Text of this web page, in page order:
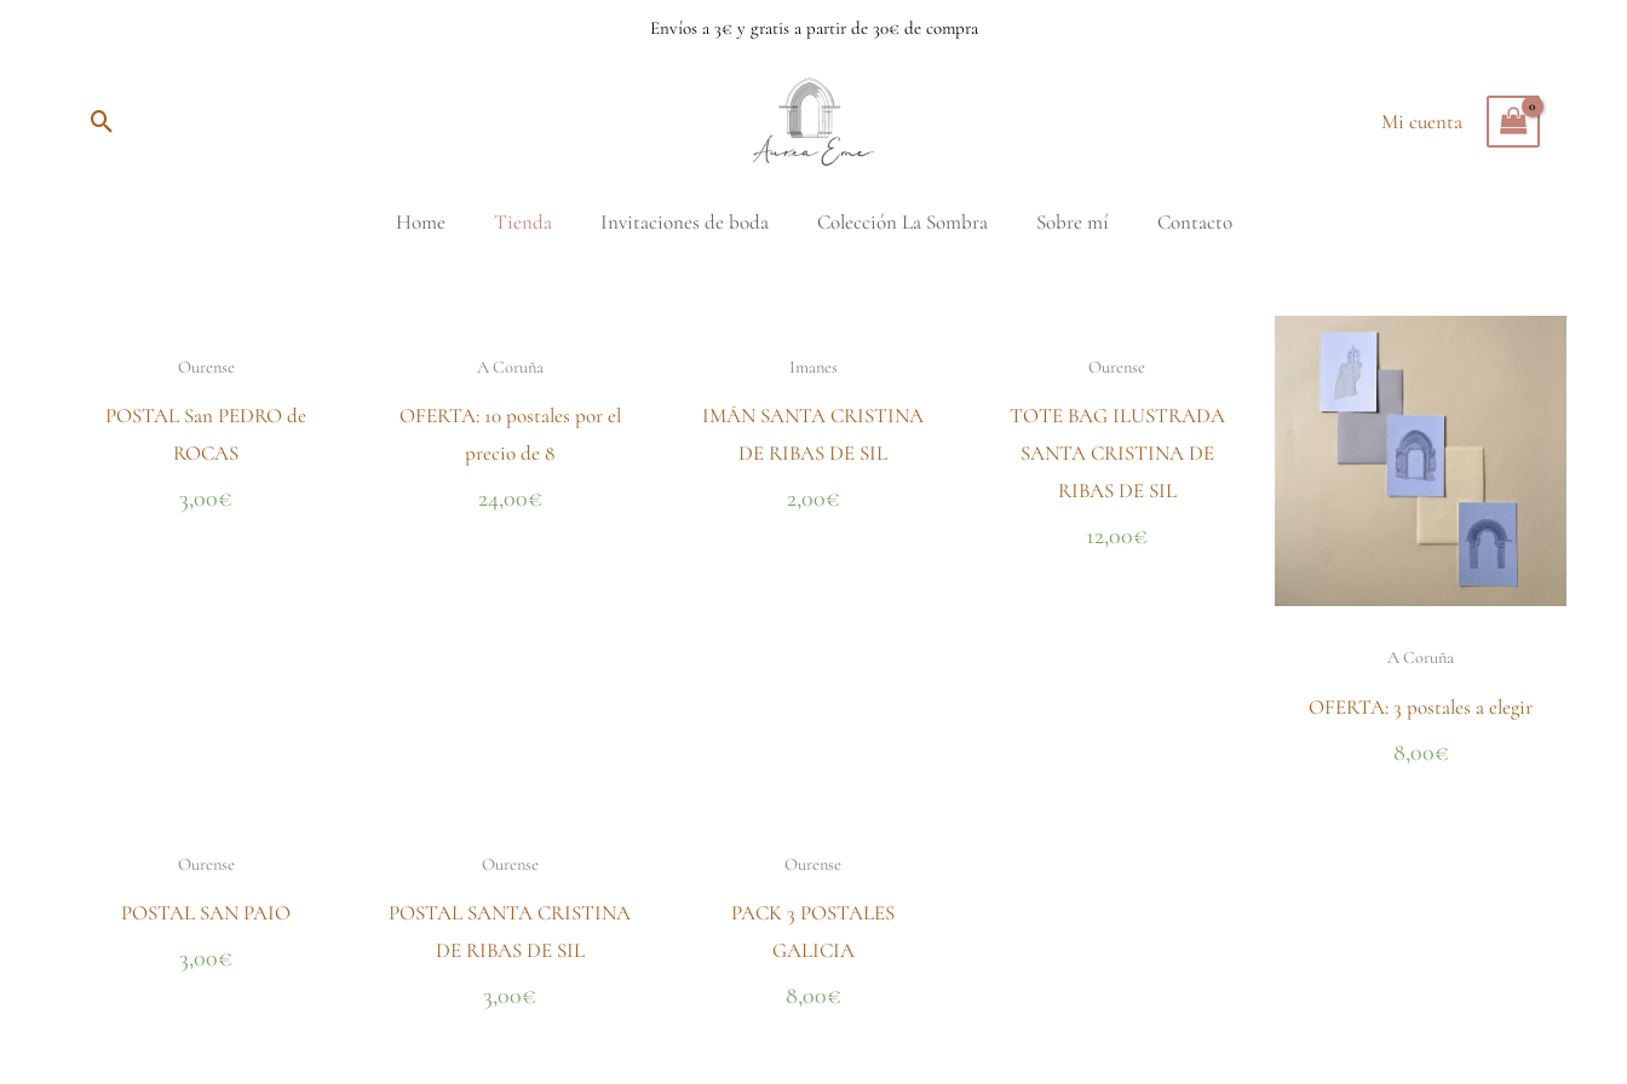
Envíos a 3€ y gratis a partir de 30€ de compra
Buscar Mi cuenta
Home Tienda Invitaciones de boda Colección La Sombra Sobre mí Contacto
Ourense
POSTAL San PEDRO de
ROCAS
3,00€
A Coruña
OFERTA: 10 postales por el
precio de 8
24,00€
Imanes
IMÁN SANTA CRISTINA
DE RIBAS DE SIL
2,00€
Ourense
TOTE BAG ILUSTRADA
SANTA CRISTINA DE
RIBAS DE SIL
12,00€
A Coruña
OFERTA: 3 postales a elegir
8,00€
Ourense
POSTAL SAN PAIO
3,00€
Ourense
POSTAL SANTA CRISTINA
DE RIBAS DE SIL
3,00€
Ourense
PACK 3 POSTALES
GALICIA
8,00€